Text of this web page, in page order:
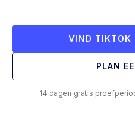
VIND TIKTOK
PLAN
14 dagen gratis